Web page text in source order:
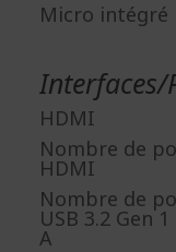
Micro intégré
Interfaces/
HDMI
Nombre de
HDMI
Nombre de
USB 3.2 Gen
A